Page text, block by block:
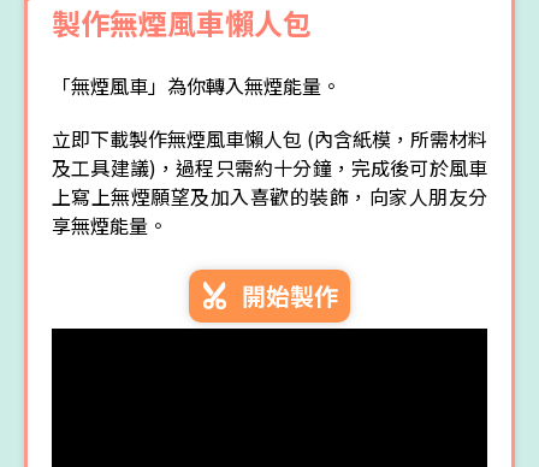
製作無煙風車懶人包
「無煙風車」為你轉入無煙能量。
立即下載製作無煙風車懶人包 (內含紙模，所需材料
及工具建議)，過程只需約十分鐘，完成後可於風車
上寫上無煙願望及加入喜歡的裝飾，向家人朋友分
享無煙能量。
開始製作